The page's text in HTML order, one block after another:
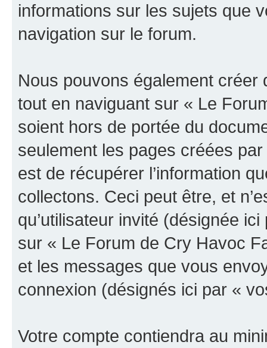
informations sur les sujets que
navigation sur le forum.
Nous pouvons également
tout en naviguant sur « Le
soient hors de portée du
seulement les pages créées
est de récupérer l’information
collectons. Ceci peut être, et
qu’utilisateur invité (désignée
sur « Le Forum de Cry Havoc
et les messages que vous
connexion (désignés ici par «
Votre compte contiendra au